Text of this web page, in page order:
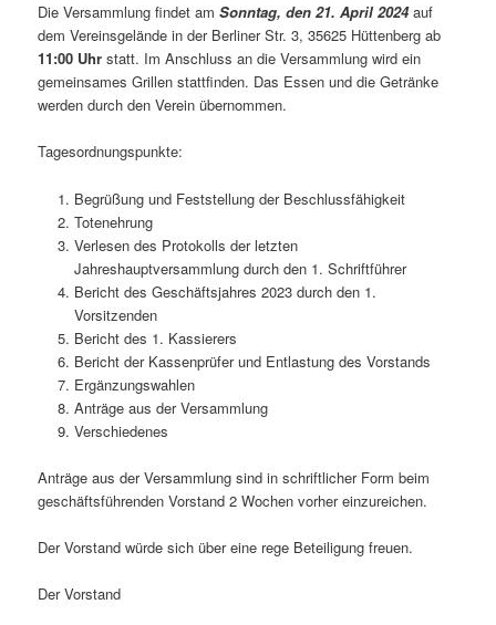
Die Versammlung findet amSonntag, den 21. April 2024auf
dem Vereinsgelände in der Berliner Str. 3, 35625 Hüttenberg ab
11:00 Uhr statt. Im Anschluss an die Versammlung wird ein
gemeinsames Grillen stattfinden. Das Essen und die Getränke
werden durch den Verein übernommen.
Tagesordnungspunkte:
Begrüßung und Feststellung der Beschlussfähigkeit
Totenehrung
Verlesen des Protokolls der letzten
Jahreshauptversammlung durch den 1. Schriftführer
Bericht des Geschäftsjahres 2023 durch den 1.
Vorsitzenden
Bericht des 1. Kassierers
Bericht der Kassenprüfer und Entlastung des Vorstands
Ergänzungswahlen
Anträge aus der Versammlung
Verschiedenes
Anträge aus der Versammlung sind in schriftlicher Form beim
geschäftsführenden Vorstand 2 Wochen vorher einzureichen.
Der Vorstand würde sich über eine rege Beteiligung freuen.
Der Vorstand